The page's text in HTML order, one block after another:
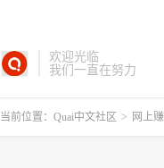
欢迎光临
我们一直在努力
当前位置： Quai中文社区 > 网上